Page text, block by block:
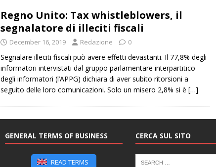
Regno Unito: Tax whistleblowers, il
segnalatore di illeciti fiscali
December 16, 2019 Redazione 0
Segnalare illeciti fiscali può avere effetti devastanti. Il 77,8% degli
informatori intervistati dal gruppo parlamentare interpartitico
degli informatori (l’APPG) dichiara di aver subito ritorsioni a
seguito delle loro comunicazioni. Solo un misero 2,8% si è […]
GENERAL TERMS OF BUSINESS
READ TERMS
CERCA SUL SITO